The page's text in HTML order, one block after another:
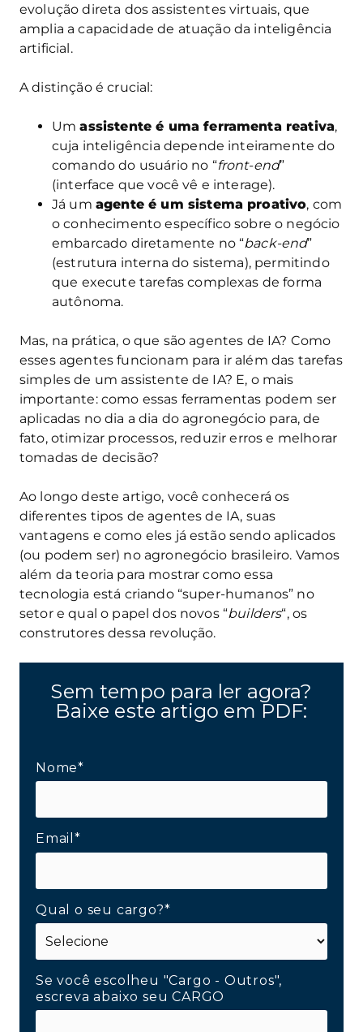
evolução direta dos assistentes virtuais, que
amplia a capacidade de atuação da inteligência
artificial.
A distinção é crucial:
Umassistente é uma ferramenta reativa,
cuja inteligência depende inteiramente do
comando do usuário no “front-end”
(interface que você vê e interage).
Já um agente é um sistema proativo, com
o conhecimento específico sobre o negócio
embarcado diretamente no “back-end”
(estrutura interna do sistema), permitindo
que execute tarefas complexas de forma
autônoma.
Mas, na prática, o que são agentes de IA? Como
esses agentes funcionam para ir além das tarefas
simples de um assistente de IA? E, o mais
importante: como essas ferramentas podem ser
aplicadas no dia a dia do agronegócio para, de
fato, otimizar processos, reduzir erros e melhorar
tomadas de decisão?
Ao longo deste artigo, você conhecerá os
diferentes tipos de agentes de IA, suas
vantagens e como eles já estão sendo aplicados
(ou podem ser) no agronegócio brasileiro. Vamos
além da teoria para mostrar como essa
tecnologia está criando “super-humanos” no
setor e qual o papel dos novos “builders“, os
construtores dessa revolução.
Sem tempo para ler agora?
Baixe este artigo em PDF:
Nome*
Email*
Qual o seu cargo?*
Se você escolheu "Cargo - Outros",
escreva abaixo seu CARGO